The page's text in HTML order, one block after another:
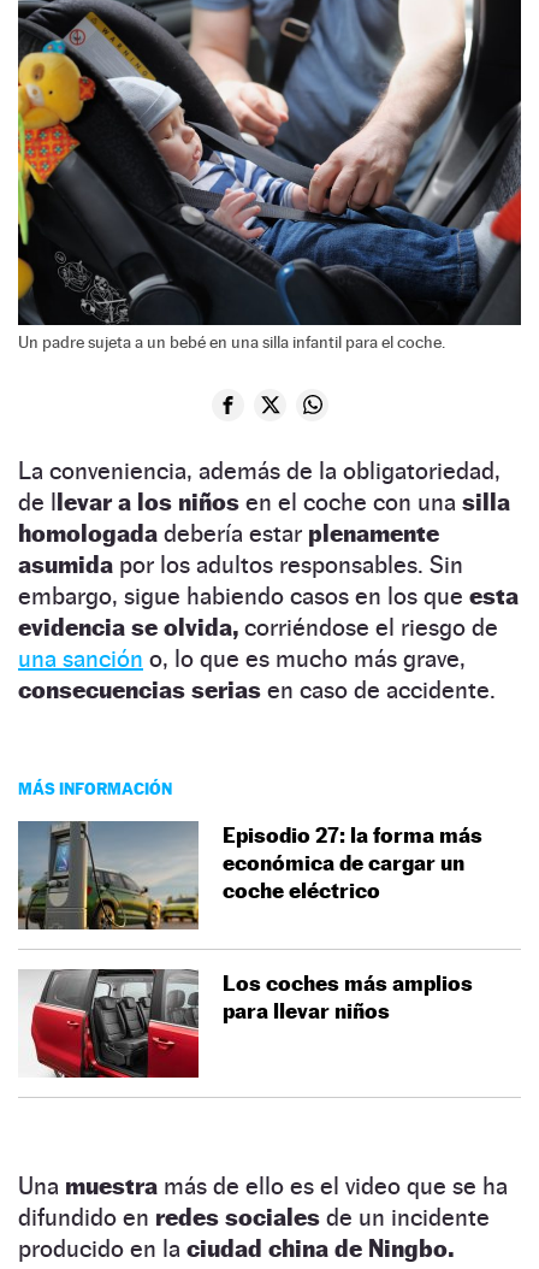
Un padre sujeta a un bebé en una silla infantil para el coche.
La conveniencia, además de la obligatoriedad,
de llevar a los niños en el coche con una silla
homologada debería estar plenamente
asumida por los adultos responsables. Sin
embargo, sigue habiendo casos en los que esta
evidencia se olvida, corriéndose el riesgo de
una sanción o, lo que es mucho más grave,
consecuencias serias en caso de accidente.
MÁS INFORMACIÓN
Episodio 27: la forma más
económica de cargar un
coche eléctrico
Los coches más amplios
para llevar niños
Una muestra más de ello es el video que se ha
difundido en redes sociales de un incidente
producido en la ciudad china de Ningbo.